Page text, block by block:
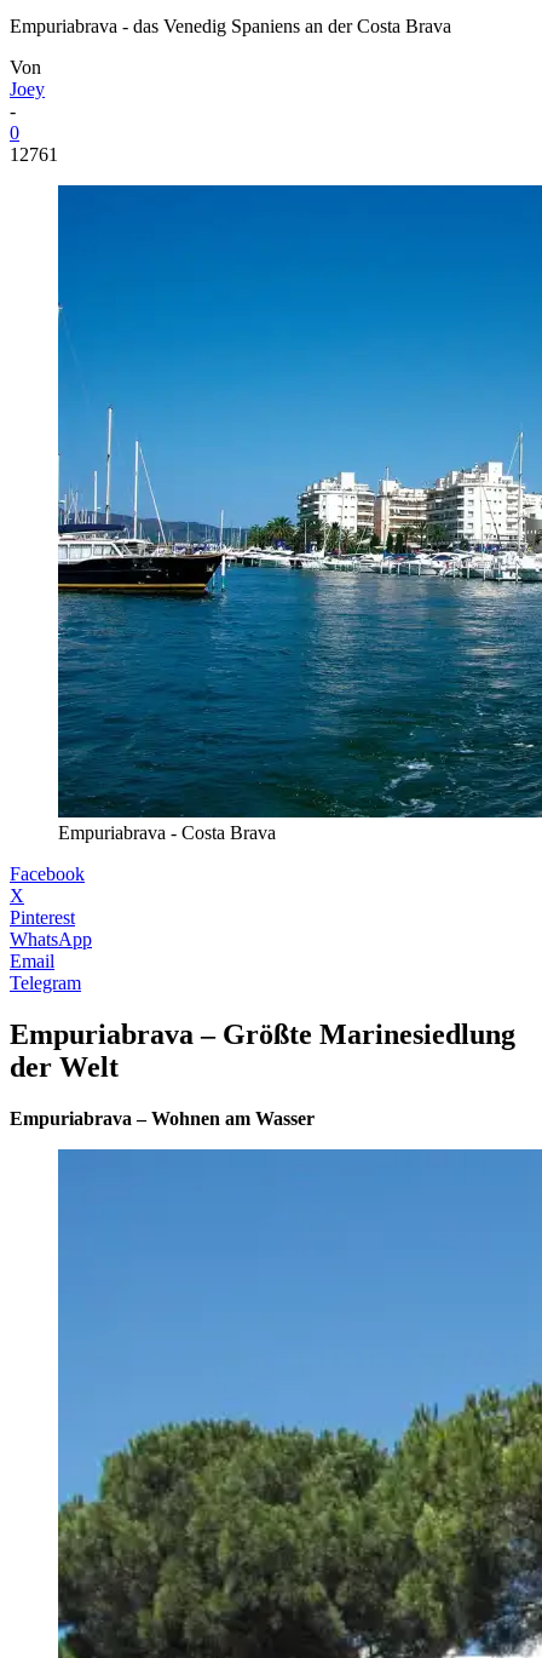
Empuriabrava - das Venedig Spaniens an der Costa Brava
Von
Joey
-
0
12761
Empuriabrava - Costa Brava
Facebook
X
Pinterest
WhatsApp
Email
Telegram
Empuriabrava – Größte Marinesiedlung
der Welt
Empuriabrava – Wohnen am Wasser